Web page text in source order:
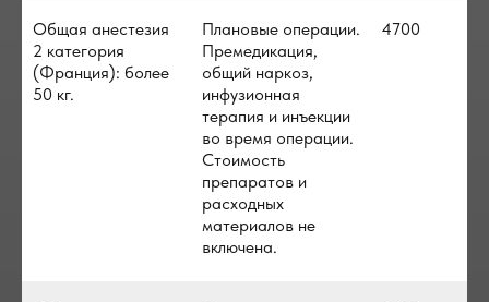
Общая анестезия
2 категория
(Франция): более
50 кг.
Плановые операции.
Премедикация,
общий наркоз,
инфузионная
терапия и инъекции
во время операции.
Стоимость
препаратов и
расходных
материалов не
включена.
4700